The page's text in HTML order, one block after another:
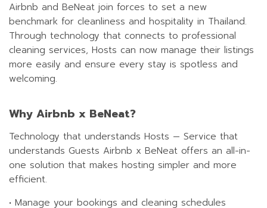
Airbnb and BeNeat join forces to set a new
benchmark for cleanliness and hospitality in Thailand.
Through technology that connects to professional
cleaning services, Hosts can now manage their listings
more easily and ensure every stay is spotless and
welcoming.
Why Airbnb x BeNeat?
Technology that understands Hosts — Service that
understands Guests Airbnb x BeNeat offers an all-in-
one solution that makes hosting simpler and more
efficient.
• Manage your bookings and cleaning schedules